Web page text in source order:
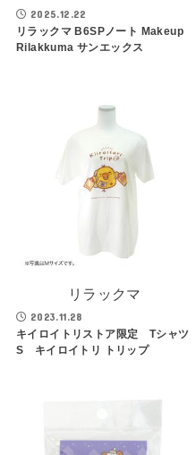
2025.12.22
リラックマ B6SPノート Makeup
Rilakkuma サンエックス
リラックマ
2023.11.28
キイロイトリストア限定 Tシャツ
S キイロイトリ トリップ